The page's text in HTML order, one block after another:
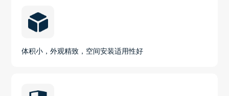
体积小，外观精致，空间安装适用性好